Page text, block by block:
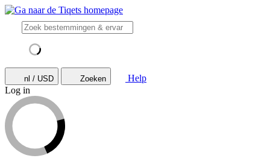
nl / USD Zoeken
Help
Log in